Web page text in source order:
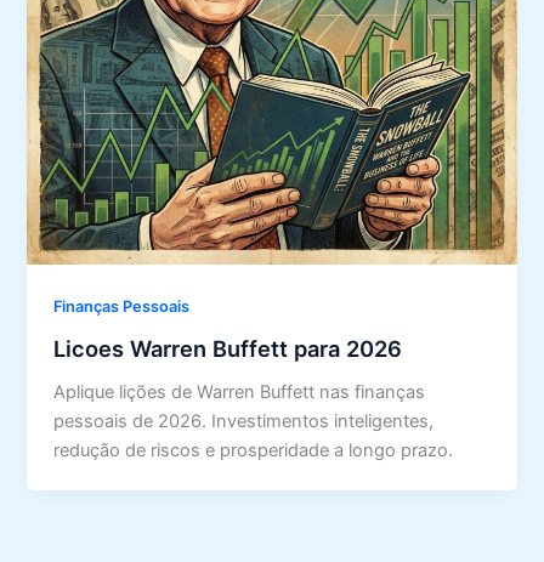
Finanças Pessoais
Licoes Warren Buffett para 2026
Aplique lições de Warren Buffett nas finanças
pessoais de 2026. Investimentos inteligentes,
redução de riscos e prosperidade a longo prazo.